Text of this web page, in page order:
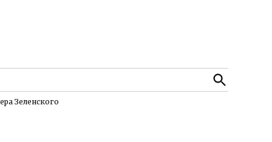
Open
Search
Зеленского